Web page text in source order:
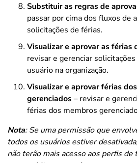
Substituir as regras de
passar por cima dos fluxos de
solicitações de férias.
Visualizar e aprovar as férias
revisar e gerenciar
usuário na organização.
Visualizar e aprovar férias
gerenciados– revisar e
férias dos membros
Nota: Se uma permissão que
todos os usuários estiver
não terão mais acesso aos perfis de